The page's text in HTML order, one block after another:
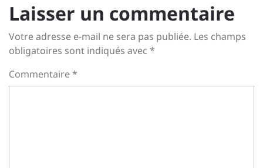
Laisser un commentaire
Votre adresse e-mail ne sera pas publiée. Les champs
obligatoires sont indiqués avec *
Commentaire*